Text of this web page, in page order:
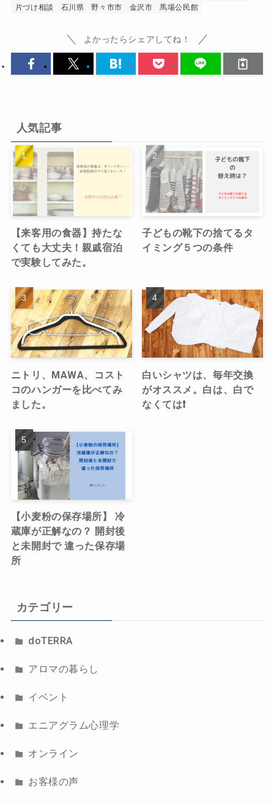
片づけ相談
石川県 野々市市 金沢市 馬場公民館
よかったらシェアしてね！
人気記事
【来客用の食器】持たな
くても大丈夫！親戚宿泊
で実験してみた。
子どもの靴下の捨てるタ
イミング５つの条件
ニトリ、MAWA、コスト
コのハンガーを比べてみ
ました。
白いシャツは、毎年交換
がオススメ。白は、白で
なくては❗️
【小麦粉の保存場所】 冷
蔵庫が正解なの？ 開封後
と未開封で 違った保存場
所
カテゴリー
doTERRA
アロマの暮らし
イベント
エニアグラム心理学
オンライン
お客様の声